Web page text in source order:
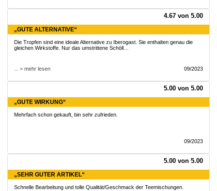
4.67 von 5.00
„GUTE ALTERNATIVE“
Die Tropfen sind eine ideale Alternative zu Iberogast. Sie enthalten genau die
gleichen Wirkstoffe. Nur das umstrittene Schöll…
... > mehr lesen 09/2023
5.00 von 5.00
„GUTE WIRKUNG“
Mehrfach schon gekauft, bin sehr zufrieden.
09/2023
5.00 von 5.00
„SEHR GUTER ARTIKEL“
Schnelle Bearbeitung und tolle Qualität/Geschmack der Teemischungen.